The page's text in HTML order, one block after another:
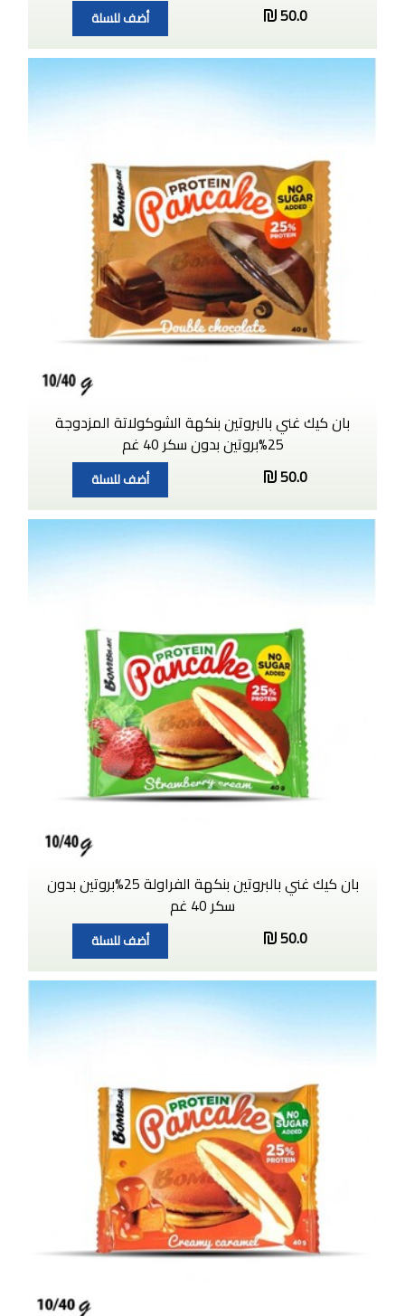
50.0
أضف للسلة
بان كيك غني بالبروتين بنكهة الشوكولاتة المزدوجة
25%بروتين بدون سكر 40 غم
50.0
أضف للسلة
بان كيك غني بالبروتين بنكهة الفراولة 25%بروتين بدون
سكر 40 غم
50.0
أضف للسلة